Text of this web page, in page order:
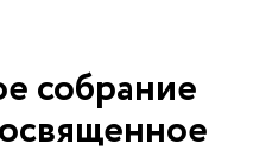
собрание